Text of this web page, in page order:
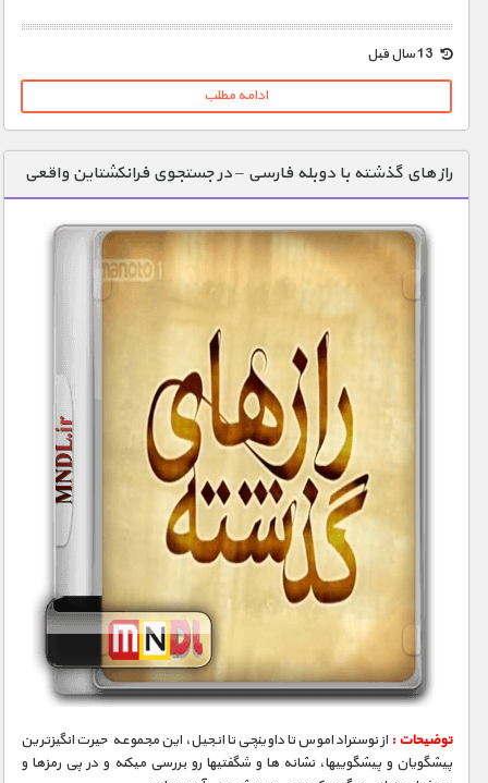
1900 تومان – خريد لينک دانلود (افزودن به سبد خريد)
ادامه مطلب
راز های گذشته با دوبله فارسی – در جستجوی فرانکشتاین واقعی
توضیحات :از نوستراداموس تا داوینچی تا انجیل، این مجموعه حیرت انگیزترین
پیشگویان و پیشگوییها، نشانه­ ها و شگفتیها رو بررسی میکنه و در پی رمزها و